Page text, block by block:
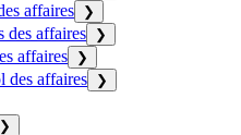
affaires ❯
des affaires ❯
affaires ❯
des affaires ❯
❯